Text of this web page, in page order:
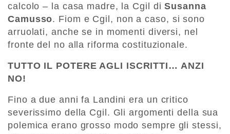
calcolo – la casa madre, la Cgil diSusanna
Camusso. Fiom e Cgil, non a caso, si sono
arruolati, anche se in momenti diversi, nel
fronte del no alla riforma costituzionale.
TUTTO IL POTERE AGLI ISCRITTI… ANZI
NO!
Fino a due anni fa Landini era un critico
severissimo della Cgil. Gli argomenti della sua
polemica erano grosso modo sempre gli stessi,